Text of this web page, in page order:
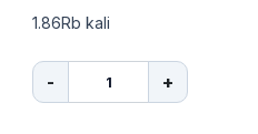
1.86Rb kali
- +